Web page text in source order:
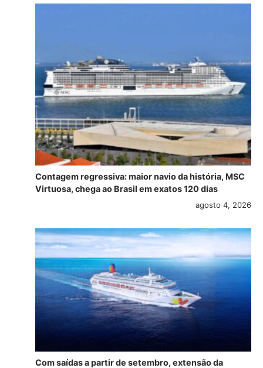
Contagem regressiva: maior navio da história, MSC
Virtuosa, chega ao Brasil em exatos 120 dias
agosto 4, 2026
Com saídas a partir de setembro, extensão da